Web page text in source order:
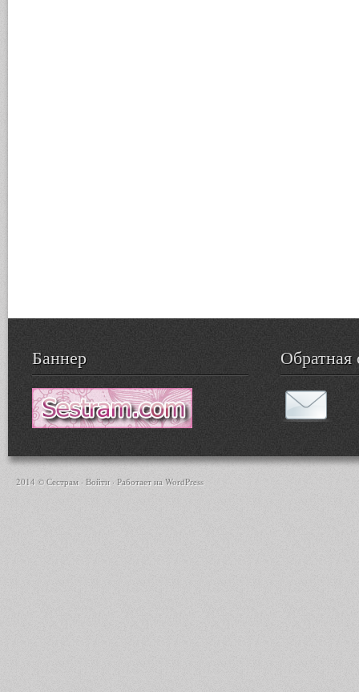
Баннер Обратная
2014 © Сестрам · Войти · Работает на WordPress